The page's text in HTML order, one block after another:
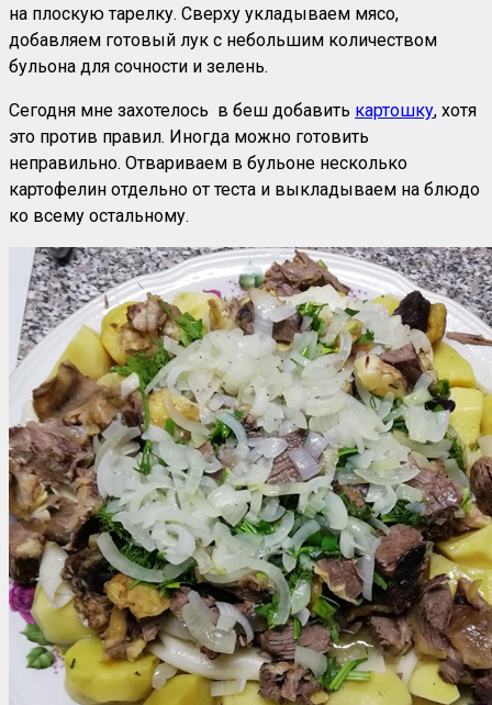
на плоскую тарелку. Сверху укладываем мясо,
добавляем готовый лук с небольшим количеством
бульона для сочности и зелень.
Сегодня мне захотелось в беш добавить картошку, хотя
это против правил. Иногда можно готовить
неправильно. Отвариваем в бульоне несколько
картофелин отдельно от теста и выкладываем на блюдо
ко всему остальному.